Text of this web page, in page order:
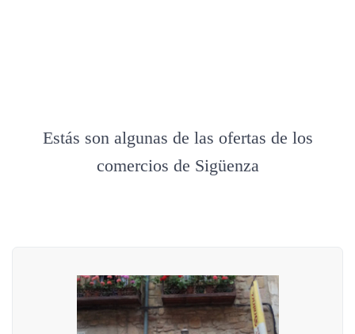
Estás son algunas de las ofertas de los
comercios de Sigüenza